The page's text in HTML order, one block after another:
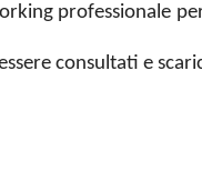
professionale
consultati e